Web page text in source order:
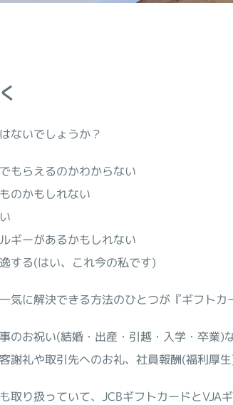
ないでしょうか？
もらえるのかわからない
のかもしれない
ギーがあるかもしれない
する(はい、これ今の私です)
気に解決できる方法のひとつが『ギフトカ
のお祝い(結婚・出産・引越・入学・卒業)
謝礼や取引先へのお礼、社員報酬(福利厚
取り扱っていて、JCBギフトカードとVJA